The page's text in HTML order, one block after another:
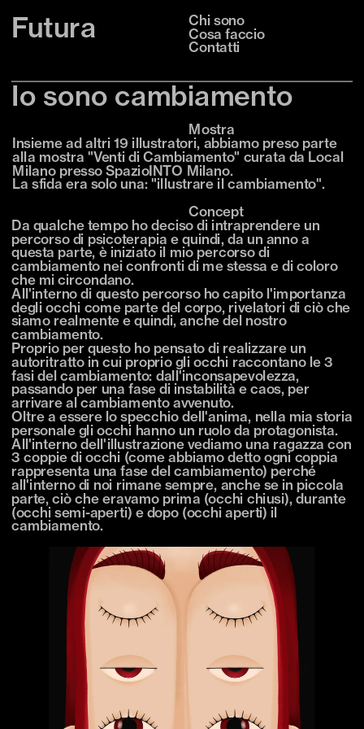
Futura Chi sono
Cosa faccio
Contatti
Io sono cambiamento
Mostra
Insieme ad altri 19 illustratori, abbiamo preso parte
alla mostra "Venti di Cambiamento" curata da Local
Milano presso SpazioINTO Milano.
La sfida era solo una: "illustrare il cambiamento".
Concept
Da qualche tempo ho deciso di intraprendere un
percorso di psicoterapia e quindi, da un anno a
questa parte, è iniziato il mio percorso di
cambiamento nei confronti di me stessa e di coloro
che mi circondano.
All'interno di questo percorso ho capito l'importanza
degli occhi come parte del corpo, rivelatori di ciò che
siamo realmente e quindi, anche del nostro
cambiamento.
Proprio per questo ho pensato di realizzare un
autoritratto in cui proprio gli occhi raccontano le 3
fasi del cambiamento: dall'inconsapevolezza,
passando per una fase di instabilità e caos, per
arrivare al cambiamento avvenuto.
Oltre a essere lo specchio dell'anima, nella mia storia
personale gli occhi hanno un ruolo da protagonista.
All'interno dell'illustrazione vediamo una ragazza con
3 coppie di occhi (come abbiamo detto ogni coppia
rappresenta una fase del cambiamento) perché
all'interno di noi rimane sempre, anche se in piccola
parte, ciò che eravamo prima (occhi chiusi), durante
(occhi semi-aperti) e dopo (occhi aperti) il
cambiamento.